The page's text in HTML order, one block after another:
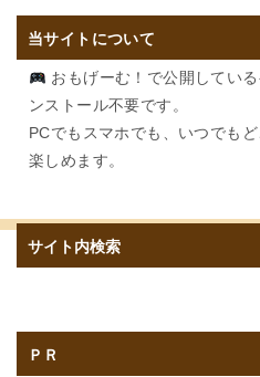
当サイトについて
おもげーむ！で公開してい
ンストール不要です。
PCでもスマホでも、いつでも
楽しめます。
サイト内検索
ＰＲ